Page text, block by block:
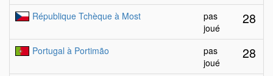
République Tchèque à Most
pas
joué
28
Portugal à Portimão
pas
joué
28